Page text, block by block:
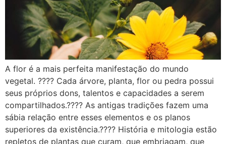
A flor é a mais perfeita manifestação do mundo
vegetal. ???? Cada árvore, planta, flor ou pedra possui
seus próprios dons, talentos e capacidades a serem
compartilhados.???? As antigas tradições fazem uma
sábia relação entre esses elementos e os planos
superiores da existência.???? História e mitologia estão
repletos de plantas que curam, que embriagam, que